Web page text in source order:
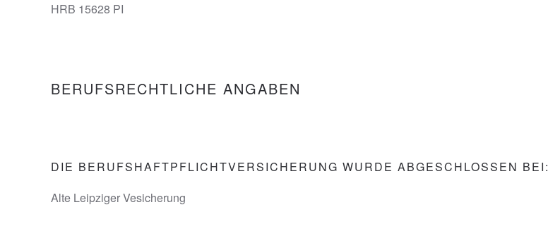
HRB 15628 PI
BERUFSRECHTLICHE ANGABEN
DIE BERUFSHAFTPFLICHTVERSICHERUNG WURDE ABGESCHLOSSEN BEI:
Alte Leipziger Vesicherung